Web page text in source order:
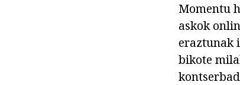
Momentu
askok
eraztunak
bikote